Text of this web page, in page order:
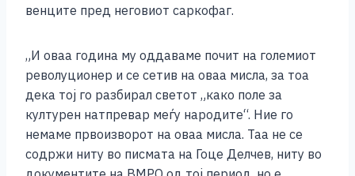
венците пред неговиот саркофаг.
„И оваа година му оддаваме почит на големиот
револуционер и се сетив на оваа мисла, за тоа
дека тој го разбирал светот „како поле за
културен натпревар меѓу народите“. Ние го
немаме првоизворот на оваа мисла. Таа не се
содржи ниту во писмата на Гоце Делчев, ниту во